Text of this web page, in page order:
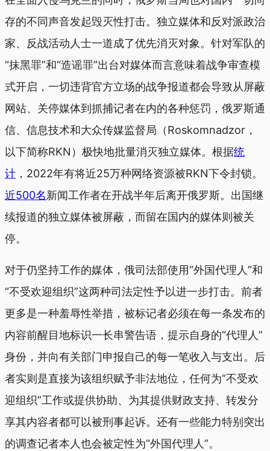
存的不同声音发起毁灭性打击。独立媒体和反对派政治
家、反战活动人士一道成了优先消灭对象。针对军队的
“抹黑罪”和“造谣罪”出台对媒体而言意味着战争审查模
式开启，一切违背官方立场的战争报道都会导致从屏蔽
网站、关停媒体到抓捕记者在内的各种惩罚，俄罗斯通
信、信息技术和大众传媒监督局（Roskomnadzor，
以下简称RKN）极快地批量消灭独立媒体。根据统
计 ，2022年有将近25万种网络资源被RKN下令封锁。
近500名新闻工作者在开战半年后离开俄罗斯。出国继
续报道的独立媒体被屏蔽，而留在国内的媒体则被关
停。
对于仍坚持工作的媒体，俄司法部使用“外国代理人”和
“不受欢迎组织”这两种司法定性予以进一步打击。前者
更多是一种羞辱性举措，被标记者必须在每一条发布的
内容前醒目地标识一长串警告语，提示自身的“代理人”
身份，并向有关部门申报自己的每一笔收入与支出。后
者实则是直接为该组织赋予非法地位，任何为“不受欢
迎组织”工作或提供协助、为其提供财政支持、转发分
享其内容者都可以被刑事起诉。还有一些能力特别突出
的调查记者本人也会被定性为“外国代理人”。